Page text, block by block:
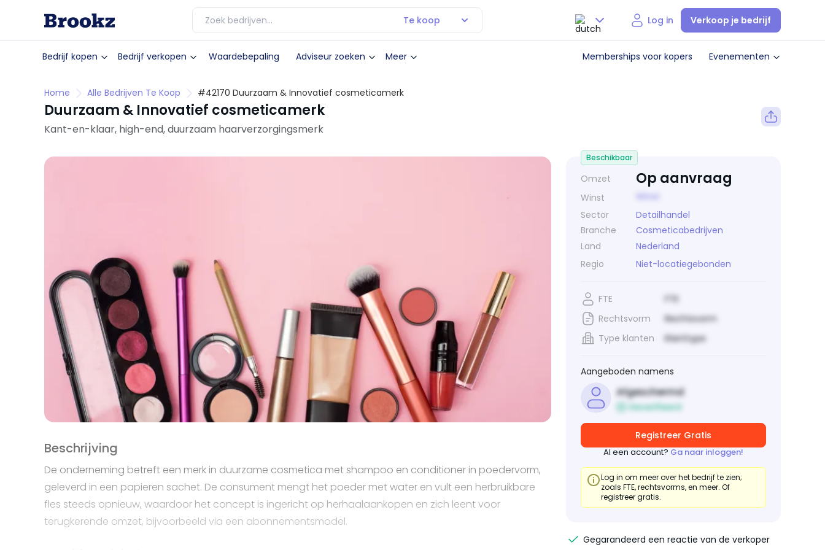
Te koop
Nederlands
Log in Verkoop je bedrijf
Bedrijf kopen Bedrijf verkopen Waardebepaling Adviseur zoeken Meer Memberships voor kopers Evenementen
Home Alle Bedrijven Te Koop #42170 Duurzaam & Innovatief cosmetica­merk
Duurzaam & Innovatief cosmetica­merk
Kant-en-klaar, high-end, duurzaam haarverzorgingsmerk
Beschrijving
De onderneming betreft een merk in duurzame cosmetica met shampoo en conditioner in poedervorm,
geleverd in een papieren sachet. De consument mengt het poeder met water en vult een herbruikbare
fles steeds opnieuw, waardoor het concept is ingericht op herhaalaankopen en zich leent voor
terugkerende omzet, bijvoorbeeld via een abonnementsmodel.
Omzet Op aanvraag
Winst
Sector
Detailhandel
Branche
Cosmeticabedrijven
Land
Nederland
Regio
Niet-locatiegebonden
Beschikbaar
FTE
FTE
Rechtsvorm
Rechtsvorm
Type klanten
Klanttype
Aangeboden namens
Afgeschermd
Geverifieerd
Registreer Gratis
Al een account? Ga naar inloggen!
Log in om meer over het bedrijf te zien;
zoals FTE, rechtsvorms, en meer. Of
registreer gratis.
Gegarandeerd een reactie van de verkoper